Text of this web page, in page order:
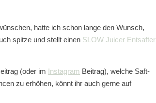
hatte ich schon lange den Wunsch,
spitze und stellt einen SLOW Juicer Entsafter
(oder im Instagram Beitrag), welche Saft-
zu erhöhen, könnt ihr auch gerne auf